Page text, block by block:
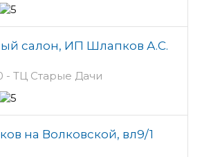
салон, ИП Шлапков А.С.
- ТЦ Старые Дачи
на Волковской, вл9/1